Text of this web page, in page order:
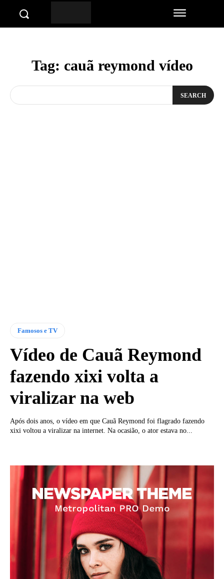
Tag: cauã reymond vídeo
SEARCH
Famosos e TV
Vídeo de Cauã Reymond
fazendo xixi volta a
viralizar na web
Após dois anos, o vídeo em que Cauã Reymond foi flagrado fazendo
xixi voltou a viralizar na internet. Na ocasião, o ator estava no...